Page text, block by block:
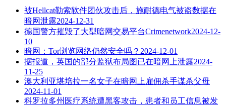
被Hellcat勒索软件团伙攻击后，施耐德电气被盗数据在
暗网泄露2024-12-31
德国警方摧毁了大型暗网交易平台Crimenetwork2024-12-
10
暗网：Tor浏览网络仍然安全吗？ 2024-12-01
据报道，英国的部分监狱布局图已在暗网上泄露2024-
11-25
澳大利亚堪培拉一名女子在暗网上雇佣杀手谋杀父母
2024-11-01
科罗拉多州医疗系统遭黑客攻击，患者和员工信息被发